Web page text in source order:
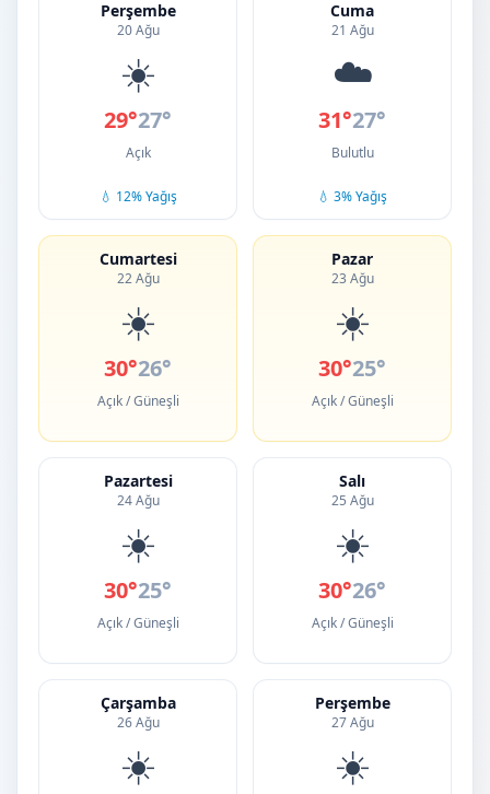
Perşembe
20 Ağu
☀️
29°27°
Açık
💧 12% Yağış
Cuma
21 Ağu
☁️
31°27°
Bulutlu
💧 3% Yağış
Cumartesi
22 Ağu
☀️
30°26°
Açık / Güneşli
Pazar
23 Ağu
☀️
30°25°
Açık / Güneşli
Pazartesi
24 Ağu
☀️
30°25°
Açık / Güneşli
Salı
25 Ağu
☀️
30°26°
Açık / Güneşli
Çarşamba
26 Ağu
☀️
Perşembe
27 Ağu
☀️